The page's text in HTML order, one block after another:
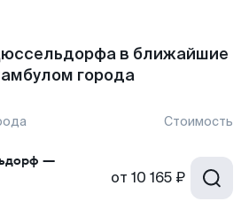
в ближайшие
города
Стоимость
—
от 10 165 ₽